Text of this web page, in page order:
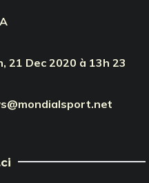
21 Dec 2020 à 13h 23